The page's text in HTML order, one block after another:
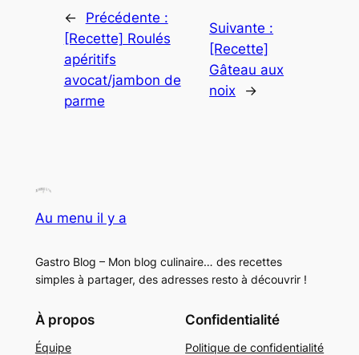
←
Précédente :
[Recette] Roulés
apéritifs
avocat/jambon de
parme
Suivante :
[Recette]
Gâteau aux
noix
→
Au menu il y a
Gastro Blog – Mon blog culinaire… des recettes
simples à partager, des adresses resto à découvrir !
À propos
Équipe
Confidentialité
Politique de confidentialité